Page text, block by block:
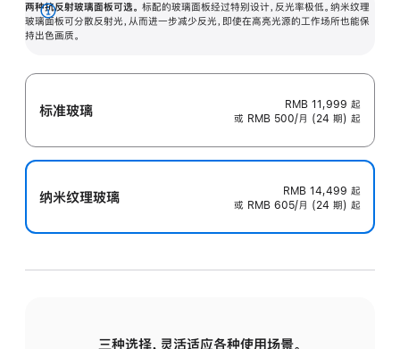
两种抗反射玻璃面板可选。 标配的玻璃面板经过特别设计，反光率极低。纳米纹理
玻璃面板可分散反射光，从而进一步减少反光，即使在高亮光源的工作场所也能保
持出色画质。
展
开
标准玻璃 RMB 11,999 起
或 RMB 500/月 (24 期) 起
纳米纹理玻璃 RMB 14,499 起
或 RMB 605/月 (24 期) 起
三种选择，灵活适应各种使用场景。